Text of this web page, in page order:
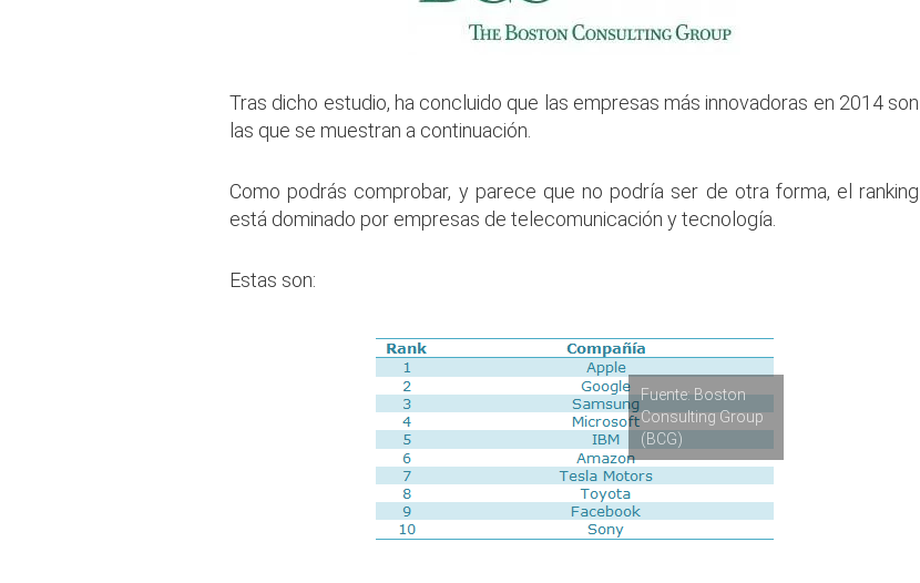
Tras dicho estudio, ha concluido que las empresas más innovadoras en 2014 son
las que se muestran a continuación.
Como podrás comprobar, y parece que no podría ser de otra forma, el ranking
está dominado por empresas de telecomunicación y tecnología.
Estas son:
Fuente: Boston
Consulting Group
(BCG)